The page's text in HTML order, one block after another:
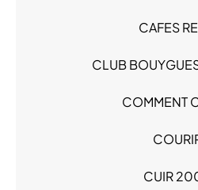
CAFES
CLUB
COMMENT
CUIR
Mode
Mode
Produits
Sacs &
Services (7)